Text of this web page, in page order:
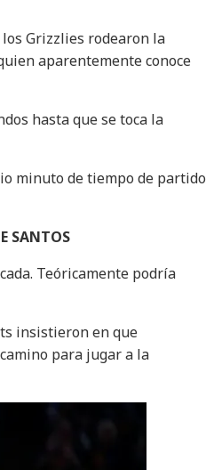
Grizzlies rodearon la
aparentemente conoce
hasta que se toca la
minuto de tiempo de partido
SANTOS
Teóricamente podría
insistieron en que
para jugar a la